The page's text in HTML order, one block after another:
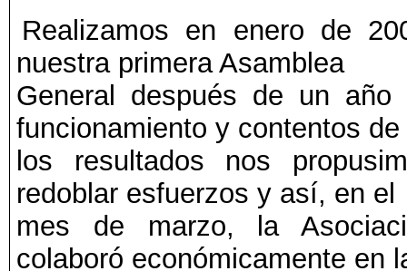
Realizamos en enero de
nuestra primera Asamblea
General después de un año
funcionamiento y contentos de
los resultados nos
redoblar esfuerzos y así, en el
mes de marzo, la
colaboró económicamente en